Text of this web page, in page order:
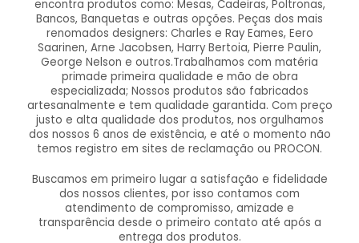
encontra produtos como: Mesas, Cadeiras, Poltronas,
Bancos, Banquetas e outras opções. Peças dos mais
renomados designers: Charles e Ray Eames, Eero
Saarinen, Arne Jacobsen, Harry Bertoia, Pierre Paulin,
George Nelson e outros.Trabalhamos com matéria
primade primeira qualidade e mão de obra
especializada; Nossos produtos são fabricados
artesanalmente e tem qualidade garantida. Com preço
justo e alta qualidade dos produtos, nos orgulhamos
dos nossos 6 anos de existência, e até o momento não
temos registro em sites de reclamação ou PROCON.
Buscamos em primeiro lugar a satisfação e fidelidade
dos nossos clientes, por isso contamos com
atendimento de compromisso, amizade e
transparência desde o primeiro contato até após a
entrega dos produtos.